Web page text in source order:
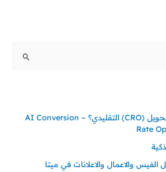
لماذا يفشل تحسين معدل التحويل (CRO) التقليدي؟ – AI Conversion
Rate
والاعمال والاعلانات في ميتا